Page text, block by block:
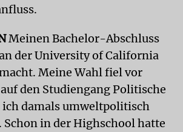
Meinen Bachelor-Abschluss
der University of California
Meine Wahl fiel vor
den Studiengang Politische
damals umweltpolitisch
Schon in der Highschool hatte